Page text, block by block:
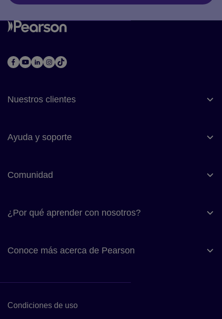
Nuestros clientes
Ayuda y soporte
Comunidad
¿Por qué aprender con nosotros?
Conoce más acerca de Pearson
Condiciones de uso